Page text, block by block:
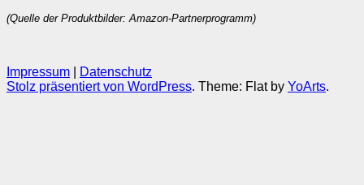
(Quelle der Produktbilder: Amazon-Partnerprogramm)
Impressum
Datenschutz
Stolz präsentiert von WordPress. Theme: Flat by YoArts.